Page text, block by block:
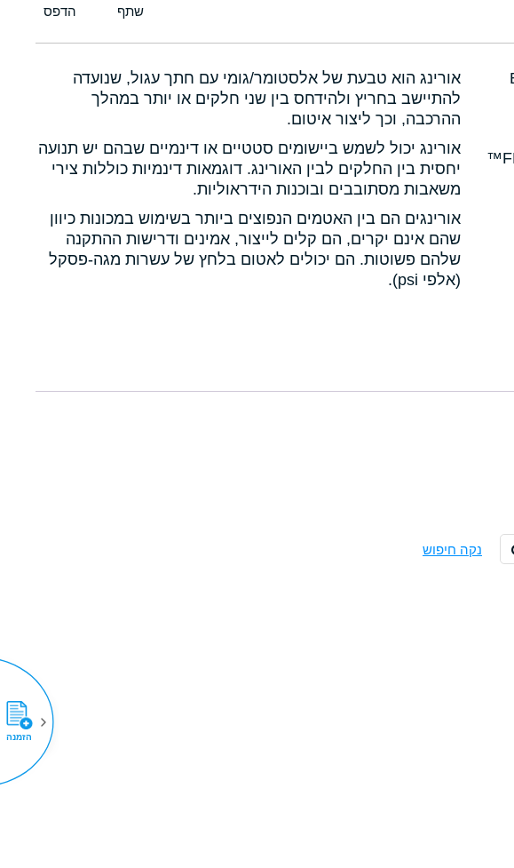
אורינג הוא טבעת של אלסטומר/גומי עם חתך עגול, שנועדה
להתיישב בחריץ ולהידחס בין שני חלקים או יותר במהלך
ההרכבה, וכך ליצור איטום.
אורינג יכול לשמש ביישומים סטטיים או דינמיים שבהם יש תנועה
יחסית בין החלקים לבין האורינג. דוגמאות דינמיות כוללות צירי
משאבות מסתובבים ובוכנות הידראוליות.
אורינגים הם בין האטמים הנפוצים ביותר בשימוש במכונות כיוון
שהם אינם יקרים, הם קלים לייצור, אמינים ודרישות ההתקנה
שלהם פשוטות. הם יכולים לאטום בלחץ של עשרות מגה-פסקל
(אלפי psi).
נקה חיפוש
הזמנה